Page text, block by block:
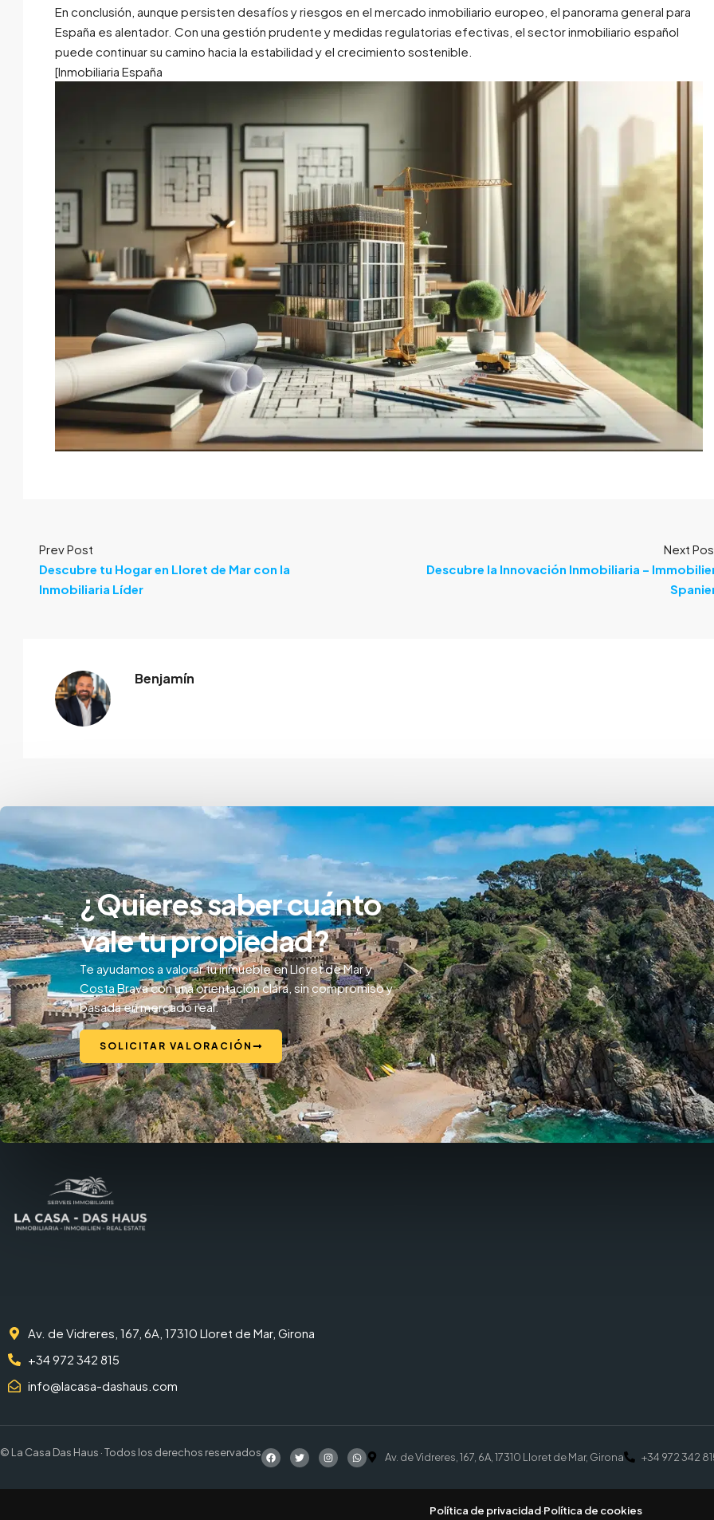
En conclusión, aunque persisten desafíos y riesgos en el mercado inmobiliario europeo, el panorama general para
España es alentador. Con una gestión prudente y medidas regulatorias efectivas, el sector inmobiliario español
puede continuar su camino hacia la estabilidad y el crecimiento sostenible.
[Inmobiliaria España
Prev Post
Descubre tu Hogar en Lloret de Mar con la
Inmobiliaria Líder
Next
Descubre la Innovación Inmobiliaria –
Benjamín
¿Quieres saber cuánto
vale tu propiedad?
Te ayudamos a valorar tu inmueble en Lloret de Mar y
Costa Brava con una orientación clara, sin compromiso y
basada en mercado real.
SOLICITAR VALORACIÓN
Av. de Vidreres, 167, 6A, 17310 Lloret de Mar, Girona
+34 972 342 815
info@lacasa-dashaus.com
© La Casa Das Haus · Todos los derechos reservados Av. de Vidreres, 167, 6A, 17310 Lloret de Mar, Girona +34 972 342
Política de privacidad·Política de cookies